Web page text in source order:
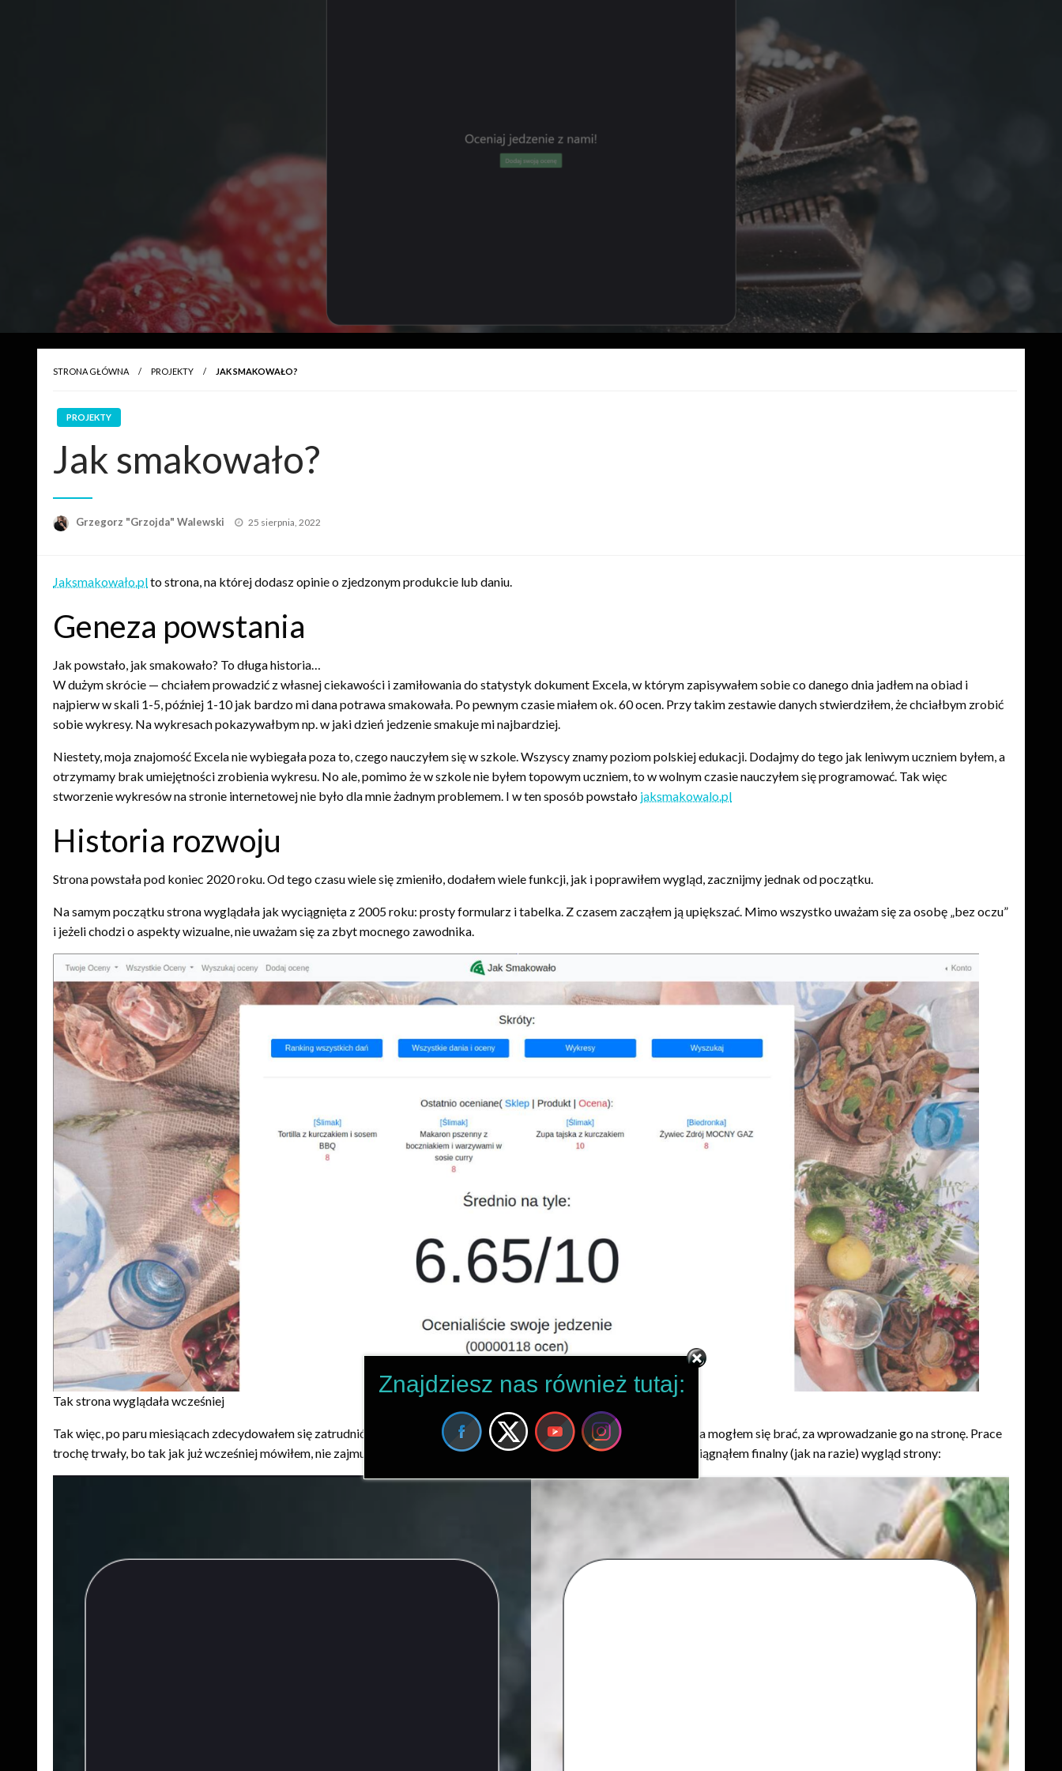
STRONA GŁÓWNA PROJEKTY JAK SMAKOWAŁO?
PROJEKTY
Jak smakowało?
Grzegorz "Grzojda" Walewski
Opublikowane
25 sierpnia, 2022
Jaksmakowało.plto strona, na której dodasz opinie o zjedzonym produkcie lub daniu.
Geneza powstania
Jak powstało, jak smakowało? To długa historia…
W dużym skrócie — chciałem prowadzić z własnej ciekawości i zamiłowania do statystyk dokument Excela, w którym zapisywałem sobie co danego dnia jadłem na obiad i
najpierw w skali 1-5, później 1-10 jak bardzo mi dana potrawa smakowała. Po pewnym czasie miałem ok. 60 ocen. Przy takim zestawie danych stwierdziłem, że chciałbym zrobić
sobie wykresy. Na wykresach pokazywałbym np. w jaki dzień jedzenie smakuje mi najbardziej.
Niestety, moja znajomość Excela nie wybiegała poza to, czego nauczyłem się w szkole. Wszyscy znamy poziom polskiej edukacji. Dodajmy do tego jak leniwym uczniem byłem, a
otrzymamy brak umiejętności zrobienia wykresu. No ale, pomimo że w szkole nie byłem topowym uczniem, to w wolnym czasie nauczyłem się programować. Tak więc
stworzenie wykresów na stronie internetowej nie było dla mnie żadnym problemem. I w ten sposób powstało jaksmakowalo.pl
Historia rozwoju
Strona powstała pod koniec 2020 roku. Od tego czasu wiele się zmieniło, dodałem wiele funkcji, jak i poprawiłem wygląd, zacznijmy jednak od początku.
Na samym początku strona wyglądała jak wyciągnięta z 2005 roku: prosty formularz i tabelka. Z czasem zacząłem ją upiększać. Mimo wszystko uważam się za osobę „bez oczu”
i jeżeli chodzi o aspekty wizualne, nie uważam się za zbyt mocnego zawodnika.
Tak strona wyglądała wcześniej
Tak więc, po paru miesiącach zdecydowałem się zatrudnić graficzkę. Po niedługim czasie nowy design był już gotowy, a ja mogłem się brać, za wprowadzanie go na stronę. Prace
trochę trwały, bo tak jak już wcześniej mówiłem, nie zajmuję się profesjonalnie front-endem, no ale w końcu udało się i osiągnąłem finalny (jak na razie) wygląd strony:
Znajdziesz nas również tutaj: